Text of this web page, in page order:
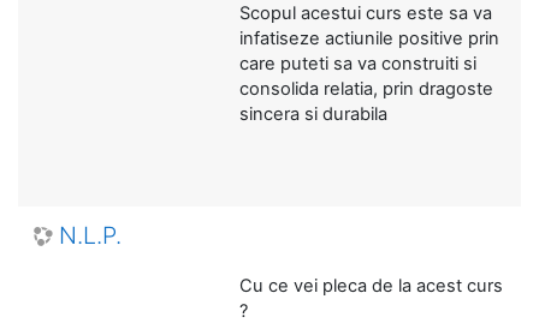
Scopul acestui curs este sa va
infatiseze actiunile positive prin
care puteti sa va construiti si
consolida relatia, prin dragoste
sincera si durabila
N.L.P.
Cu ce vei pleca de la acest curs
?